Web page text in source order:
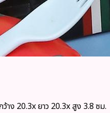
าง 20.3x ยาว 20.3x สูง 3.8 ซม.